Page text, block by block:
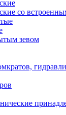
со
зевом